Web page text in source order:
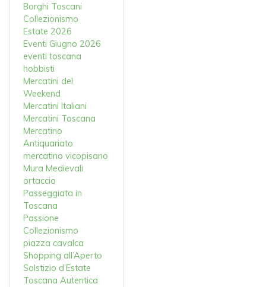
Borghi Toscani
Collezionismo
Estate 2026
Eventi Giugno 2026
eventi toscana
hobbisti
Mercatini del
Weekend
Mercatini Italiani
Mercatini Toscana
Mercatino
Antiquariato
mercatino vicopisano
Mura Medievali
ortaccio
Passeggiata in
Toscana
Passione
Collezionismo
piazza cavalca
Shopping all’Aperto
Solstizio d’Estate
Toscana Autentica